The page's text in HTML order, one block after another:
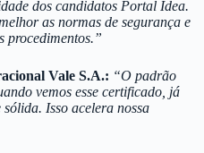
dos candidatos Portal Idea.
as normas de segurança e
procedimentos.”
Vale S.A.: “O padrão
vemos esse certificado, já
Isso acelera nossa